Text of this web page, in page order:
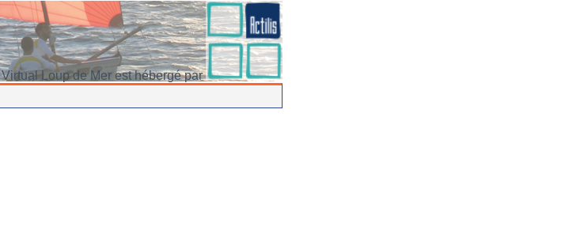
Virtual Loup de Mer est hébergé par